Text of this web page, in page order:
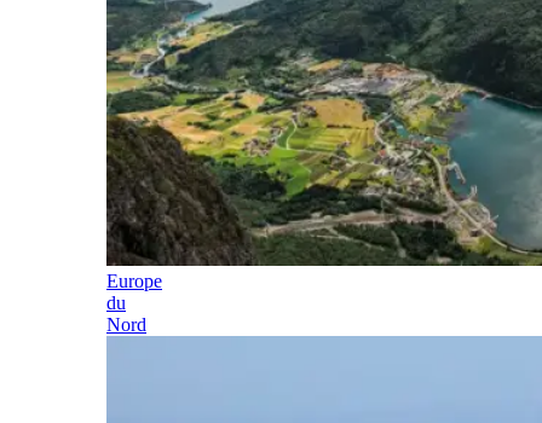
Europe
du
Nord